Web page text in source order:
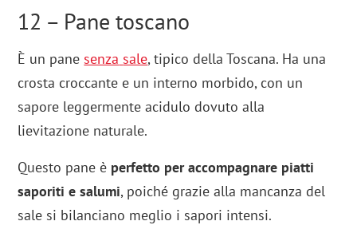
12 – Pane toscano
È un pane senza sale, tipico della Toscana. Ha una
crosta croccante e un interno morbido, con un
sapore leggermente acidulo dovuto alla
lievitazione naturale.
Questo pane è perfetto per accompagnare piatti
saporiti e salumi, poiché grazie alla mancanza del
sale si bilanciano meglio i sapori intensi.